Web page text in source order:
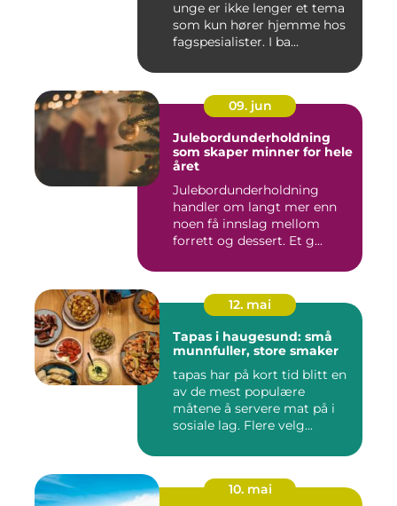
unge er ikke lenger et tema
som kun hører hjemme hos
fagspesialister. I ba...
09. jun
Julebordunderholdning
som skaper minner for hele
året
Julebordunderholdning
handler om langt mer enn
noen få innslag mellom
forrett og dessert. Et g...
12. mai
Tapas i haugesund: små
munnfuller, store smaker
tapas har på kort tid blitt en
av de mest populære
måtene å servere mat på i
sosiale lag. Flere velg...
10. mai